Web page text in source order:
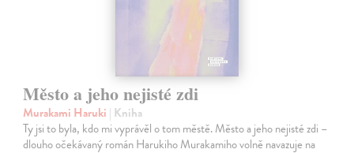
Město a jeho nejisté zdi
Murakami Haruki | Kniha
Ty jsi to byla, kdo mi vyprávěl o tom městě. Město a jeho nejisté zdi –
dlouho očekávaný román Harukiho Murakamiho volně navazuje na